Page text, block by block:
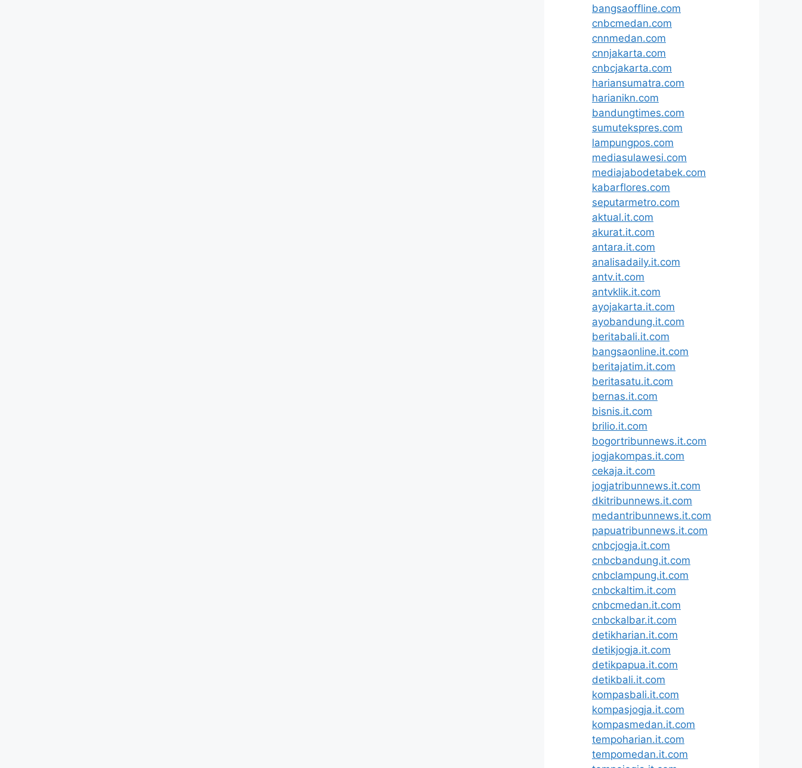
bangsaoffline.com
cnbcmedan.com
cnnmedan.com
cnnjakarta.com
cnbcjakarta.com
hariansumatra.com
harianikn.com
bandungtimes.com
sumutekspres.com
lampungpos.com
mediasulawesi.com
mediajabodetabek.com
kabarflores.com
seputarmetro.com
aktual.it.com
akurat.it.com
antara.it.com
analisadaily.it.com
antv.it.com
antvklik.it.com
ayojakarta.it.com
ayobandung.it.com
beritabali.it.com
bangsaonline.it.com
beritajatim.it.com
beritasatu.it.com
bernas.it.com
bisnis.it.com
brilio.it.com
bogortribunnews.it.com
jogjakompas.it.com
cekaja.it.com
jogjatribunnews.it.com
dkitribunnews.it.com
medantribunnews.it.com
papuatribunnews.it.com
cnbcjogja.it.com
cnbcbandung.it.com
cnbclampung.it.com
cnbckaltim.it.com
cnbcmedan.it.com
cnbckalbar.it.com
detikharian.it.com
detikjogja.it.com
detikpapua.it.com
detikbali.it.com
kompasbali.it.com
kompasjogja.it.com
kompasmedan.it.com
tempoharian.it.com
tempomedan.it.com